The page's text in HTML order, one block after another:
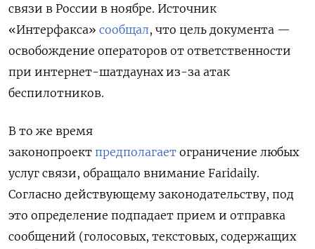
связи в России в ноябре. Источник
«Интерфакса» сообщал, что цель документа —
освобождение операторов от ответственности
при интернет-шатдаунах из-за атак
беспилотников.
В то же время
законопроект предполагает ограничение любых
услуг связи, обращало внимание Faridaily.
Согласно действующему законодательству, под
это определение подпадает прием и отправка
сообщений (голосовых, текстовых, содержащих